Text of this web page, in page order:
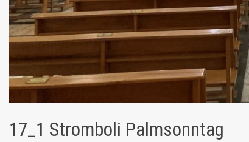
17_1 Stromboli Palmsonntag